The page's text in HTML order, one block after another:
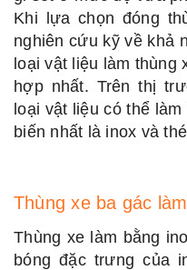
Khi lựa chọn đóng
nghiên cứu kỹ về khả
loại vật liệu làm thùng
hợp nhất. Trên thị
loại vật liệu có thể
biến nhất là inox và
Thùng xe ba gác
Thùng xe làm bằng
bóng đặc trưng của